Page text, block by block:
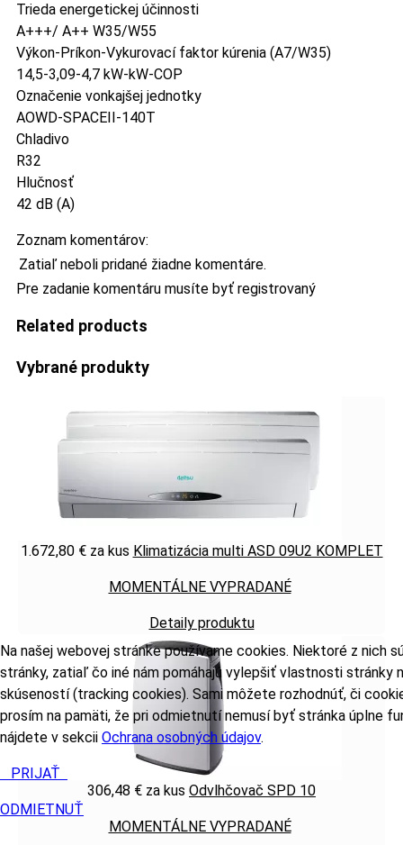
Trieda energetickej účinnosti
A+++/ A++ W35/W55
Výkon-Príkon-Vykurovací faktor kúrenia (A7/W35)
14,5-3,09-4,7 kW-kW-COP
Označenie vonkajšej jednotky
AOWD-SPACEII-140T
Chladivo
R32
Hlučnosť
42 dB (A)
Zoznam komentárov:
Zatiaľ neboli pridané žiadne komentáre.
Pre zadanie komentáru musíte byť registrovaný
Related products
Vybrané produkty
1.672,80 € za kus Klimatizácia multi ASD 09U2 KOMPLET
MOMENTÁLNE VYPRADANÉ
Detaily produktu
306,48 € za kus Odvlhčovač SPD 10
MOMENTÁLNE VYPRADANÉ
Na našej webovej stránke používame cookies. Niektoré z nich
stránky, zatiaľ čo iné nám pomáhajú vylepšiť vlastnosti stránky
skúseností (tracking cookies). Sami môžete rozhodnúť, či
prosím na pamäti, že pri odmietnutí nemusí byť stránka úplne
nájdete v sekcii Ochrana osobných údajov.
PRIJAŤ
ODMIETNUŤ